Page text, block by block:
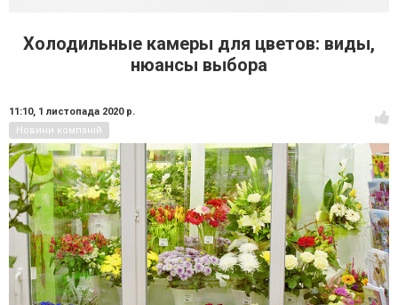
Холодильные камеры для цветов: виды,
нюансы выбора
11:10, 1 листопада 2020 р.
Новини компаній